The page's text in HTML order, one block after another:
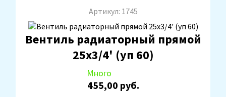
Артикул: 1745
Вентиль радиаторный прямой
25х3/4' (уп 60)
Много
455,00 руб.